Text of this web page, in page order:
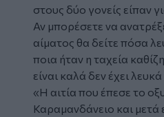
στους δύο γονείς είπαν
Αν μπορέσετε να
αίματος θα δείτε πόσα
ποια ήταν η ταχεία
είναι καλά δεν έχει
«Η αιτία που έπεσε το
Καραμανδάνειο και μετά